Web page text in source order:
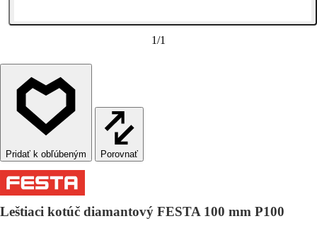
1/1
Porovnať
Leštiaci kotúč diamantový FESTA 100 mm P100